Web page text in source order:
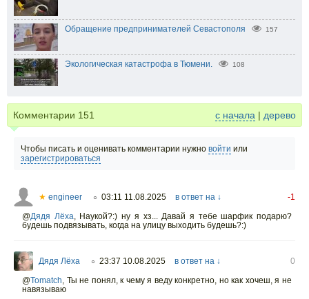
Обращение предпринимателей Севастополя 157
Экологическая катастрофа в Тюмени. 108
Комментарии 151 с начала | дерево
Чтобы писать и оценивать комментарии нужно войти или
зарегистрироваться
★ engineer ○ 03:11 11.08.2025 в ответ на ↓
-1
@Дядя Лёха,Наукой?:) ну я хз... Давай я тебе шарфик подарю?
будешь подвязывать, когда на улицу выходить будешь?:)
Дядя Лёха ○ 23:37 10.08.2025 в ответ на ↓
0
@Tomatch, Ты не понял, к чему я веду конкретно, но как хочеш, я не
навязываю